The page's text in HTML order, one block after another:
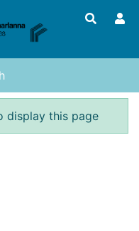
display this page